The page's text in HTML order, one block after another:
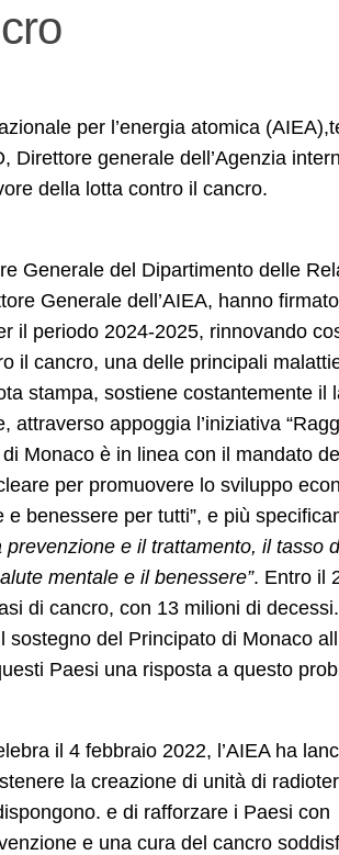
per l’energia atomica
generale dell’Agenzia
della lotta contro il cancro.
Generale del Dipartimento delle
Generale dell’AIEA, hanno
il periodo 2024-2025, rinnovando
il cancro, una delle principali
stampa, sostiene costantemente il
appoggia l’iniziativa
Monaco è in linea con il mandato
per promuovere lo sviluppo
benessere per tutti”, e più
e il trattamento, il tasso
mentale e il benessere”. Entro il
di cancro, con 13 milioni di
del Principato di Monaco
Paesi una risposta a questo
il 4 febbraio 2022, l’AIEA ha
la creazione di unità di
e di rafforzare i Paesi con
e una cura del cancro